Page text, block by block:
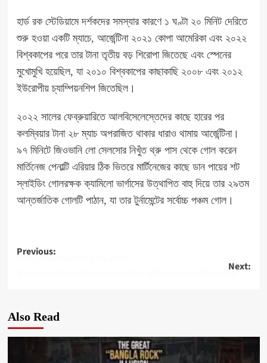
হার্ড রক স্টেডিয়ামে দর্শকদের সমস্যার কারণে ১ ঘণ্টা ২০ মিনিট দেরিতে
শুরু হওয়া একটি ম্যাচে, আর্জেন্টিনা ২০২১ কোপা আমেরিকা এবং ২০২২
বিশ্বকাপের পরে তার টানা তৃতীয় বড় শিরোপা জিতেছে এবং স্পেনের
মুখোমুখি হয়েছিল, যা ২০১০ বিশ্বকাপের কাছাকাছি ২০০৮ এবং ২০১২
ইউরোপীয় চ্যাম্পিয়নশিপ জিতেছিল।
২০২২ সালের ফেব্রুয়ারিতে আলবিসেলেস্তেদের কাছে হারের পর
কলম্বিয়ার টানা ২৮ ম্যাচ অপরাজিত থাকার ধারাও থামায় আর্জেন্টিনা।
৯৭ মিনিটে জিওভানি লো সেলসোর নিখুঁত থ্রু পাস থেকে গোল করেন
মার্তিনেজ পেনাল্টি এরিয়ার ঠিক ভিতরে মার্টিনেজের কাছে ডান পায়ের শট
স্লাইডিং গোলরক্ষক ক্যামিলো ভার্গাসের উত্থাপিত বাহু দিয়ে তার ২৯তম
আন্তর্জাতিক গোলটি পাঠান, যা তার টুর্নামেন্টের সর্বোচ্চ পঞ্চম গোল।
Post
Previous:
যৌথ নৌ-মহড়া শুরু করেছে চীন-রাশিয়া
Next:
রবিবার বিকেলে মিলওয়াকি ২০২৪ রিপাবলিকান জাতীয় সম্মেলনে পৌঁছাবেন ট্রাম্প
Also Read